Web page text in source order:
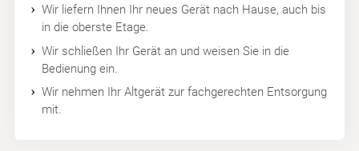
Wir liefern Ihnen Ihr neues Gerät nach Hause, auch bis
in die oberste Etage.
Wir schließen Ihr Gerät an und weisen Sie in die
Bedienung ein.
Wir nehmen Ihr Altgerät zur fachgerechten Entsorgung
mit.